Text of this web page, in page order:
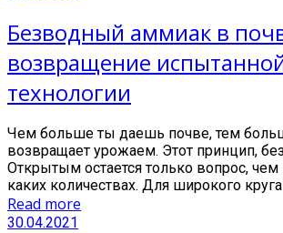
Безводный аммиак в
возвращение
технологии
Чем больше ты даешь почве, тем
возвращает урожаем. Этот принцип,
Открытым остается только вопрос, чем
каких количествах. Для широкого
Read more
30.04.2021